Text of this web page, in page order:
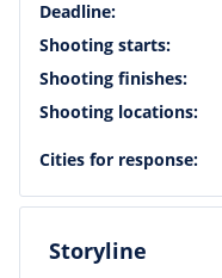
Deadline:
Shooting starts:
Shooting finishes:
Shooting locations:
Cities for response:
Storyline